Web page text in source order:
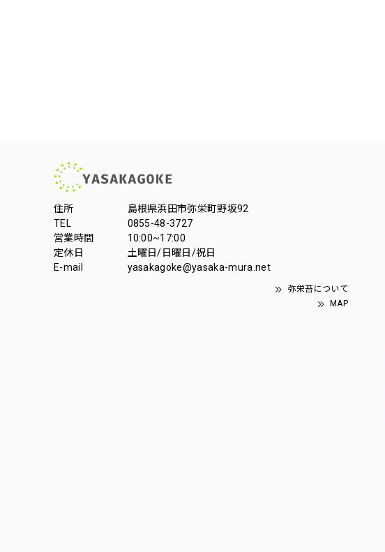
住所
島根県浜田市弥栄町野坂92
TEL
0855-48-3727
営業時間
10:00~17:00
定休日
土曜日/日曜日/祝日
E-mail
yasakagoke@yasaka-mura.net
弥栄苔について
MAP